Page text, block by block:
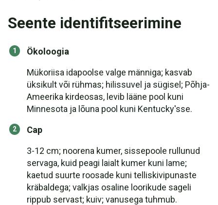
Seente identifitseerimine
Ökoloogia
Mükoriisa idapoolse valge männiga; kasvab
üksikult või rühmas; hilissuvel ja sügisel; Põhja-
Ameerika kirdeosas, levib lääne pool kuni
Minnesota ja lõuna pool kuni Kentucky'sse.
Cap
3-12 cm; noorena kumer, sissepoole rullunud
servaga, kuid peagi laialt kumer kuni lame;
kaetud suurte roosade kuni telliskivipunaste
kräbaldega; valkjas osaline loorikude sageli
rippub servast; kuiv; vanusega tuhmub.